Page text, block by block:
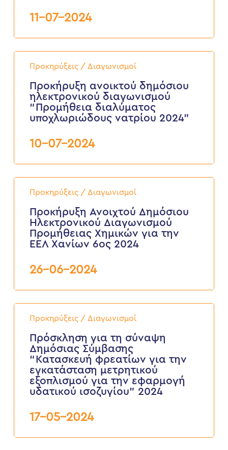
202411-07-2024
Προκήρυξη
ανοικτού
ηλεκτρονικού
διαγωνισμού
“Προμήθεια
διαλύματος
υποχλωριώδους
2024”
Προκηρύξεις / Διαγωνισμοί
Προκήρυξη ανοικτού δημόσιου
ηλεκτρονικού διαγωνισμού
“Προμήθεια διαλύματος
υποχλωριώδους νατρίου 2024”
10-07-2024
Προκήρυξη
Ανοιχτού
Ηλεκτρονικού
Διαγωνισμού
Προμήθειας
Χημικών
Χανίων
2024
Προκηρύξεις / Διαγωνισμοί
Προκήρυξη Ανοιχτού Δημόσιου
Ηλεκτρονικού Διαγωνισμού
Προμήθειας Χημικών για την
ΕΕΛ Χανίων 6ος 2024
26-06-2024
Πρόσκληση
σύναψη
Δημόσιας
Σύμβασης
“Κατασκευή
φρεατίων
εξοπλισμού
την
Προκηρύξεις / Διαγωνισμοί
Πρόσκληση για τη σύναψη
Δημόσιας Σύμβασης
“Κατασκευή φρεατίων για την
εγκατάσταση μετρητικού
εξοπλισμού για την εφαρμογή
υδατικού ισοζυγίου” 2024
17-05-2024